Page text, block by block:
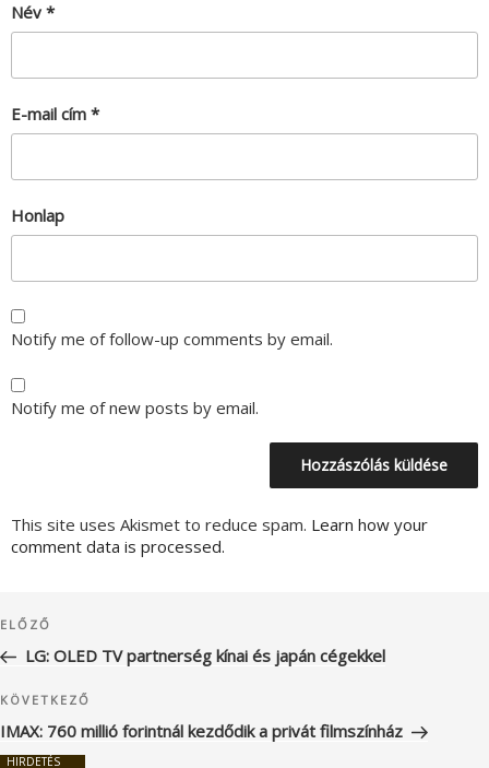
Név *
E-mail cím *
Honlap
Notify me of follow-up comments by email.
Notify me of new posts by email.
This site uses Akismet to reduce spam. Learn how your
comment data is processed.
navigáció
Korábbi
bejegyzés
ELŐZŐ
LG: OLED TV partnerség kínai és japán cégekkel
Következő
bejegyzés
KÖVETKEZŐ
IMAX: 760 millió forintnál kezdődik a privát filmszínház
HIRDETÉS